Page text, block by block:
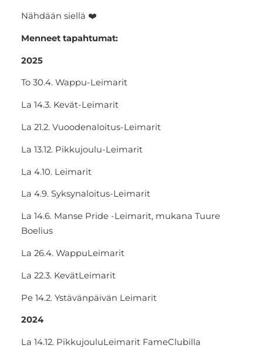
Nähdään siellä ❤️
Menneet tapahtumat:
2025
To 30.4. Wappu-Leimarit
La 14.3. Kevät-Leimarit
La 21.2. Vuoodenaloitus-Leimarit
La 13.12. Pikkujoulu-Leimarit
La 4.10. Leimarit
La 4.9. Syksynaloitus-Leimarit
La 14.6. Manse Pride -Leimarit, mukana Tuure
Boelius
La 26.4. WappuLeimarit
La 22.3. KevätLeimarit
Pe 14.2. Ystävänpäivän Leimarit
2024
La 14.12. PikkujouluLeimarit FameClubilla